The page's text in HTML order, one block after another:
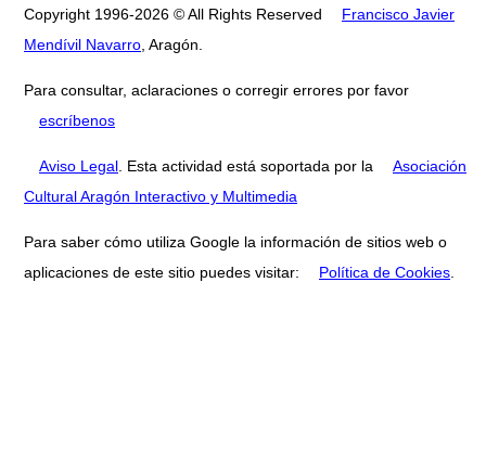
Copyright 1996-2026 © All Rights Reserved
Francisco Javier
Mendívil Navarro , Aragón.
Para consultar, aclaraciones o corregir errores por favor
escríbenos
Aviso Legal . Esta actividad está soportada por la
Asociación
Cultural Aragón Interactivo y Multimedia
Para saber cómo utiliza Google la información de sitios web o
aplicaciones de este sitio puedes visitar:
Política de Cookies